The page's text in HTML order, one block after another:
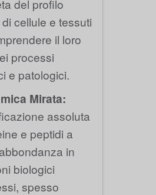
del profilo
cellule e tessuti
il loro
processi
e patologici.
Mirata:
assoluta
e peptidi a
in
biologici
spesso